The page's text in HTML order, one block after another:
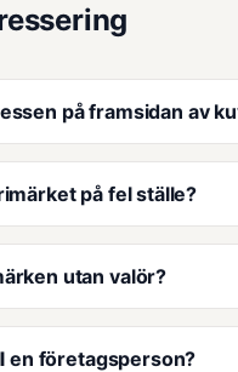
på framsidan av
på fel ställe?
utan valör?
en företagsperson?